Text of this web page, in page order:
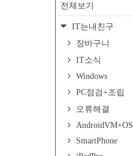
전체보기
IT는내친구
장바구니
IT소식
Windows
PC점검+조립
오류해결
AndroidVM+OS
SmartPhone